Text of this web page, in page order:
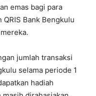
emas bagi para
Bank Bengkulu
jumlah transaksi
selama periode 1
hadiah